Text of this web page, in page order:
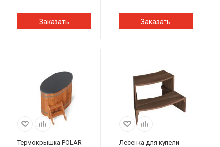
Заказать Заказать
Термокрышка POLAR
Лесенка для купели